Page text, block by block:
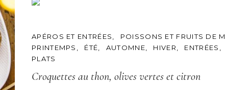
C
A
T
E
O
R
APÉROS ET ENTRÉES
POISSONS ET FRUITS DE
PRINTEMPS
ÉTÉ AUTOMNE HIVER
ENTRÉES
PLATS
Croquettes au thon, olives vertes et citron